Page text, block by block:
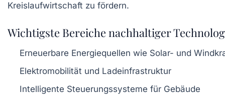
Kreislaufwirtschaft zu fördern.
Wichtigste Bereiche nachhaltiger
Erneuerbare Energiequellen wie Solar- und
Elektromobilität und Ladeinfrastruktur
Intelligente Steuerungssysteme für Gebäude